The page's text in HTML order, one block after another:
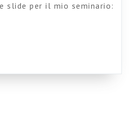
slide per il mio seminario:
vero, che avevo già